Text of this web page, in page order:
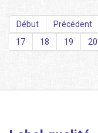
Début
Précédent
17
18 19 20